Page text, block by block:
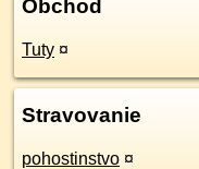
Obchod
Tuty ¤
Stravovanie
pohostinstvo ¤